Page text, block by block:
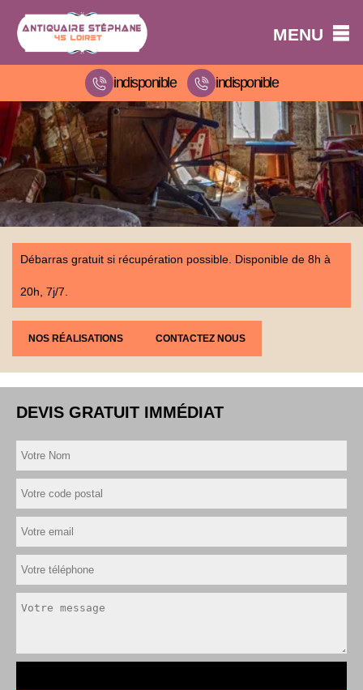
MENU
indisponible indisponible
Débarras gratuit si récupération possible. Disponible de 8h à
20h, 7j/7.
NOS RÉALISATIONS CONTACTEZ NOUS
DEVIS GRATUIT IMMÉDIAT